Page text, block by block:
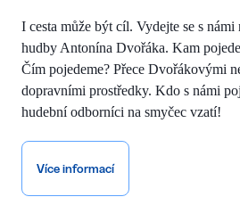
I cesta může být cíl. Vydejte se s
hudby Antonína Dvořáka. Kam
Čím pojedeme? Přece Dvořákovými
dopravními prostředky. Kdo s námi
hudební odborníci na smyčec vzatí!
Více informací